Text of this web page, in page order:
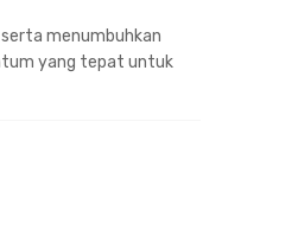
serta menumbuhkan
yang tepat untuk